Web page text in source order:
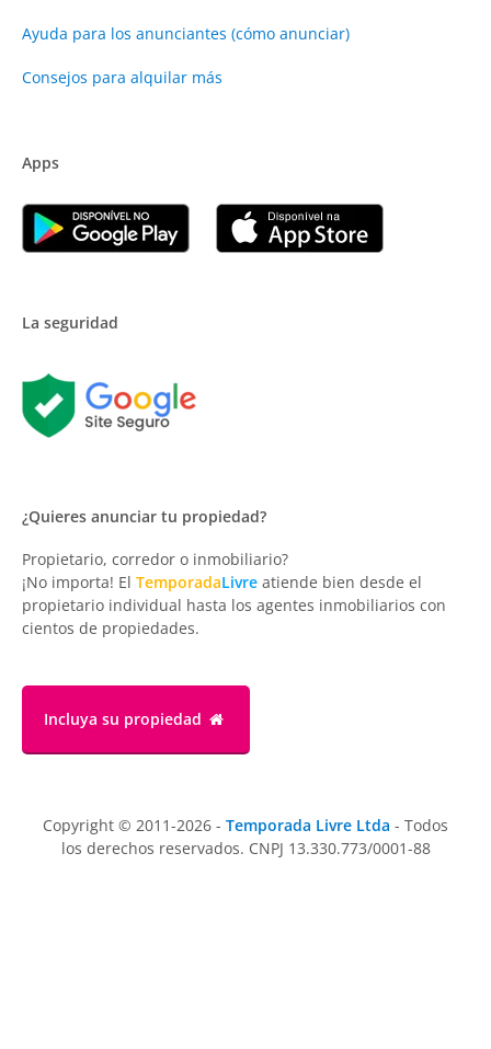
Ayuda para los anunciantes (cómo anunciar)
Consejos para alquilar más
Apps
La seguridad
¿Quieres anunciar tu propiedad?
Propietario, corredor o inmobiliario?
¡No importa! El TemporadaLivre atiende bien desde el
propietario individual hasta los agentes inmobiliarios con
cientos de propiedades.
Incluya su propiedad
Copyright © 2011-2026 - Temporada Livre Ltda - Todos
los derechos reservados. CNPJ 13.330.773/0001-88